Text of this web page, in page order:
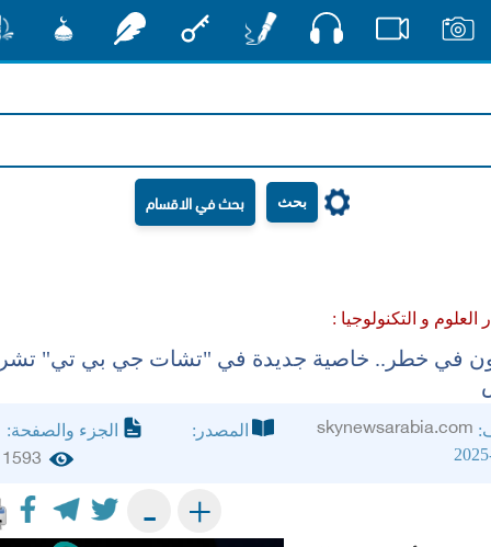
بحث
العلوم و التكنولوجيا :
في خطر.. خاصية جديدة في "تشات جي بي تي"
skynewsarabia.com المصدر:
الجزء والصفحة:
1593
+
-